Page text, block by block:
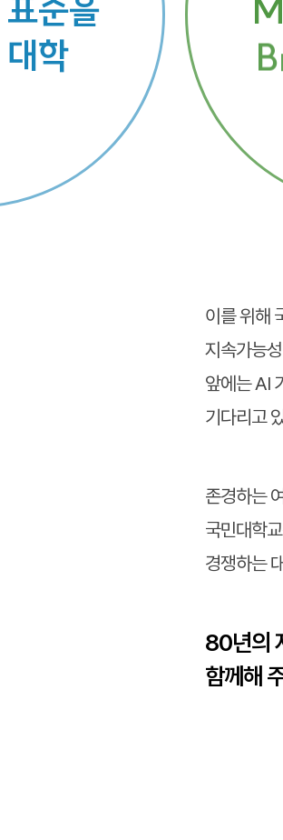
표준을
대학
M
B
이를 위해
지속가능
앞에는 AI
기다리고
존경하는
국민대학
경쟁하는
80년의
함께해